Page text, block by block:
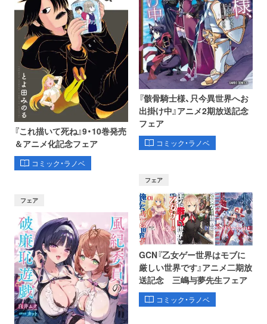
『これ描いて死ね』9・10巻発売
＆アニメ化記念フェア
コミック・ラノベ
『骸骨騎士様、只今異世界へお
出掛け中』アニメ2期放送記念
フェア
コミック・ラノベ
フェア
フェア
GCN『乙女ゲー世界はモブに
厳しい世界です』アニメ二期放
送記念 三嶋与夢先生フェア
コミック・ラノベ